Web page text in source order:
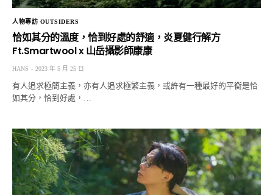
人物專訪 OUTSIDERS
恰如其分的溫度，恰到好處的舒適，炎夏健行解方
Ft.Smartwool x 山岳攝影師康康
HANS 2023 年 5 月 25 日
有人追求極簡主義，亦有人追求極繁主義，或許有一種最好的平衡是恰
如其分，恰到好處，…